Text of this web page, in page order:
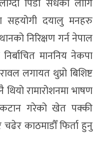
पिडा सधैंका लागि
सहयोगी दयालु मनहरु
निरिक्षण गर्न नेपाल
माननिय नेकपा
लगायत थुप्रो बिशिष्ट
रामारोशनमा भाषण
कटान गरेको खेत पक्की
काठमाडौँ फिर्ता हुनु